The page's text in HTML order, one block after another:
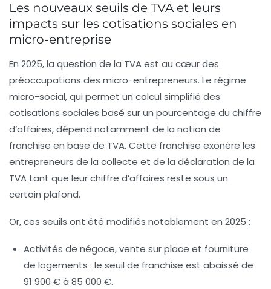
Les nouveaux seuils de TVA et leurs
impacts sur les cotisations sociales en
micro-entreprise
En 2025, la question de la TVA est au cœur des
préoccupations des micro-entrepreneurs. Le régime
micro-social, qui permet un calcul simplifié des
cotisations sociales basé sur un pourcentage du chiffre
d’affaires, dépend notamment de la notion de
franchise en base de TVA. Cette franchise exonère les
entrepreneurs de la collecte et de la déclaration de la
TVA tant que leur chiffre d’affaires reste sous un
certain plafond.
Or, ces seuils ont été modifiés notablement en 2025 :
Activités de négoce, vente sur place et fourniture
de logements : le seuil de franchise est abaissé de
91 900 € à 85 000 €.